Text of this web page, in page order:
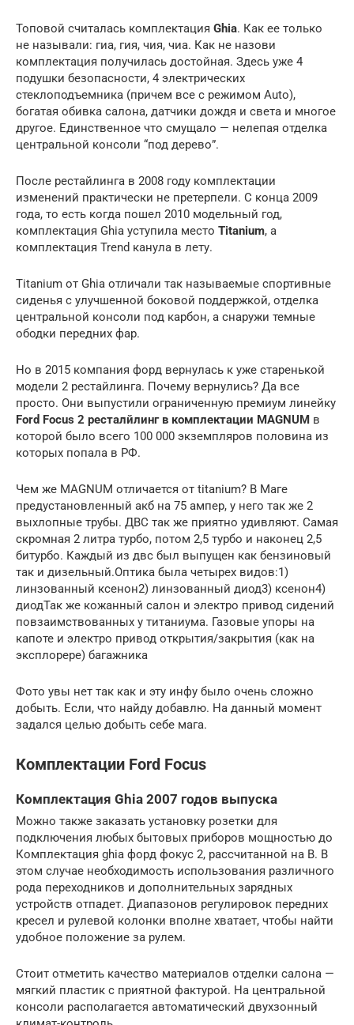
Топовой считалась комплектация Ghia. Как ее только
не называли: гиа, гия, чия, чиа. Как не назови
комплектация получилась достойная. Здесь уже 4
подушки безопасности, 4 электрических
стеклоподъемника (причем все с режимом Auto),
богатая обивка салона, датчики дождя и света и многое
другое. Единственное что смущало — нелепая отделка
центральной консоли “под дерево”.
После рестайлинга в 2008 году комплектации
изменений практически не претерпели. С конца 2009
года, то есть когда пошел 2010 модельный год,
комплектация Ghia уступила место Titanium, а
комплектация Trend канула в лету.
Titanium от Ghia отличали так называемые спортивные
сиденья с улучшенной боковой поддержкой, отделка
центральной консоли под карбон, а снаружи темные
ободки передних фар.
Но в 2015 компания форд вернулась к уже старенькой
модели 2 рестайлинга. Почему вернулись? Да все
просто. Они выпустили ограниченную премиум линейку
Ford Focus 2 ресталйлинг в комплектации MAGNUM в
которой было всего 100 000 экземпляров половина из
которых попала в РФ.
Чем же MAGNUM отличается от titanium? В Маге
предустановленный акб на 75 ампер, у него так же 2
выхлопные трубы. ДВС так же приятно удивляют. Самая
скромная 2 литра турбо, потом 2,5 турбо и наконец 2,5
битурбо. Каждый из двс был выпущен как бензиновый
так и дизельный.Оптика была четырех видов:1)
линзованный ксенон2) линзованный диод3) ксенон4)
диодТак же кожанный салон и электро привод сидений
повзаимствованных у титаниума. Газовые упоры на
капоте и электро привод открытия/закрытия (как на
эксплорере) багажника
Фото увы нет так как и эту инфу было очень сложно
добыть. Если, что найду добавлю. На данный момент
задался целью добыть себе мага.
Комплектации Ford Focus
Комплектация Ghia 2007 годов выпуска
Можно также заказать установку розетки для
подключения любых бытовых приборов мощностью до
Комплектация ghia форд фокус 2, рассчитанной на В. В
этом случае необходимость использования различного
рода переходников и дополнительных зарядных
устройств отпадет. Диапазонов регулировок передних
кресел и рулевой колонки вполне хватает, чтобы найти
удобное положение за рулем.
Стоит отметить качество материалов отделки салона —
мягкий пластик с приятной фактурой. На центральной
консоли располагается автоматический двухзонный